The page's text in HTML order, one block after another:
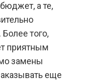
а те,
того,
приятным
замены
еще